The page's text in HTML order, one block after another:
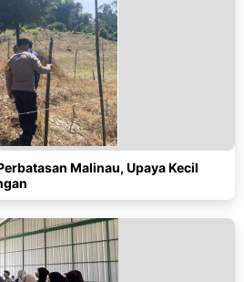
Malinau, Upaya Kecil